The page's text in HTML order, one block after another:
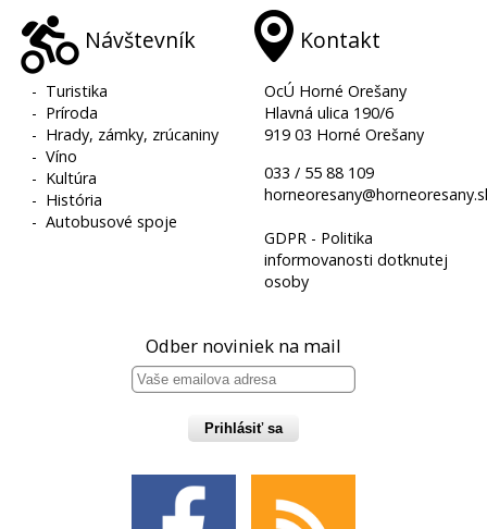
Návštevník
- Turistika
- Príroda
- Hrady, zámky, zrúcaniny
-Víno
- Kultúra
- História
-Autobusové spoje
Kontakt
OcÚ Horné Orešany
Hlavná ulica 190/6
919 03 Horné Orešany
033 / 55 88 109
GDPR - Politika
informovanosti dotknutej
osoby
Odber noviniek na mail
Prihlásiť sa